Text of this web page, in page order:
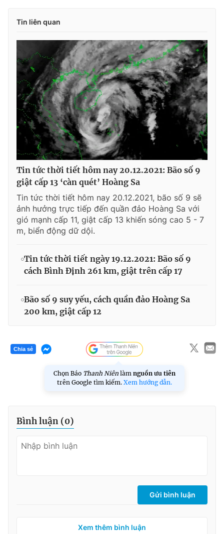
Tin liên quan
Tin tức thời tiết hôm nay 20.12.2021: Bão số 9
giật cấp 13 ‘càn quét’ Hoàng Sa
Tin tức thời tiết hôm nay 20.12.2021, bão số 9 sẽ
ảnh hưởng trực tiếp đến quần đảo Hoàng Sa với
gió mạnh cấp 11, giật cấp 13 khiến sóng cao 5 - 7
m, biển động dữ dội.
Tin tức thời tiết ngày 19.12.2021: Bão số 9
cách Bình Định 261 km, giật trên cấp 17
Bão số 9 suy yếu, cách quần đảo Hoàng Sa
200 km, giật cấp 12
Chia sẻ
Chọn Báo Thanh Niên làm nguồn ưu tiên
trên Google tìm kiếm. Xem hướng dẫn.
Bình luận (0)
Gửi bình luận
Xem thêm bình luận